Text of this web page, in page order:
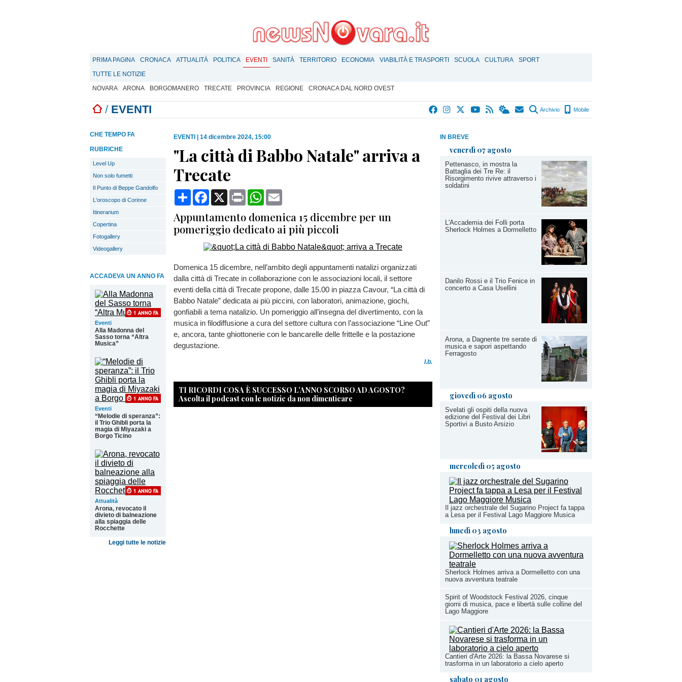
PRIMA PAGINA CRONACA ATTUALITÀ POLITICA EVENTI SANITÀ TERRITORIO ECONOMIA VIABILITÀ E TRASPORTI SCUOLA CULTURA
SPORT
TUTTE LE NOTIZIE
NOVARA
ARONA BORGOMANERO TRECATE PROVINCIA REGIONE CRONACA DAL NORD OVEST
/ EVENTI Archivio Mobile
IN BREVE
venerdì 07 agosto
Pettenasco, in mostra la
Battaglia dei Tre Re: il
Risorgimento rivive attraverso i
soldatini
L'Accademia dei Folli porta
Sherlock Holmes a Dormelletto
Danilo Rossi e il Trio Fenice in
concerto a Casa Usellini
Arona, a Dagnente tre serate di
musica e sapori aspettando
Ferragosto
giovedì 06 agosto
Svelati gli ospiti della nuova
edizione del Festival dei Libri
Sportivi a Busto Arsizio
mercoledì 05 agosto
Il jazz orchestrale del Sugarino Project fa tappa
a Lesa per il Festival Lago Maggiore Musica
lunedì 03 agosto
Sherlock Holmes arriva a Dormelletto con una
nuova avventura teatrale
Spirit of Woodstock Festival 2026, cinque
giorni di musica, pace e libertà sulle colline del
Lago Maggiore
Cantieri d'Arte 2026: la Bassa Novarese si
trasforma in un laboratorio a cielo aperto
sabato 01 agosto
CHE TEMPO FA
RUBRICHE
Level Up
Non solo fumetti
Il Punto di Beppe Gandolfo
L'oroscopo di Corinne
Itinerarium
Copertina
Fotogallery
Videogallery
ACCADEVA UN ANNO FA
Eventi
Alla Madonna del
Sasso torna “Altra
Musica”
Eventi
“Melodie di speranza”:
il Trio Ghibli porta la
magia di Miyazaki a
Borgo Ticino
Attualità
Arona, revocato il
divieto di balneazione
alla spiaggia delle
Rocchette
Leggi tutte le notizie
EVENTI 14 dicembre 2024, 15:00
"La città di Babbo Natale" arriva a
Trecate
CondividiFacebook
X Print WhatsApp
Appuntamento domenica 15 dicembre per un
pomeriggio dedicato ai più piccoli
Domenica 15 dicembre, nell’ambito degli appuntamenti natalizi organizzati
dalla città di Trecate in collaborazione con le associazioni locali, il settore
eventi della città di Trecate propone, dalle 15.00 in piazza Cavour, “La città di
Babbo Natale” dedicata ai più piccini, con laboratori, animazione, giochi,
gonfiabili a tema natalizio. Un pomeriggio all’insegna del divertimento, con la
musica in filodiffusione a cura del settore cultura con l’associazione “Line Out”
e, ancora, tante ghiottonerie con le bancarelle delle frittelle e la postazione
degustazione.
l.b.
TI RICORDI COSA È SUCCESSO L’ANNO SCORSO AD AGOSTO?
Ascolta il podcast con le notizie da non dimenticare